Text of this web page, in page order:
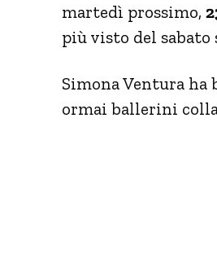
martedì prossimo,
più visto del sabato
Simona Ventura ha
ormai ballerini